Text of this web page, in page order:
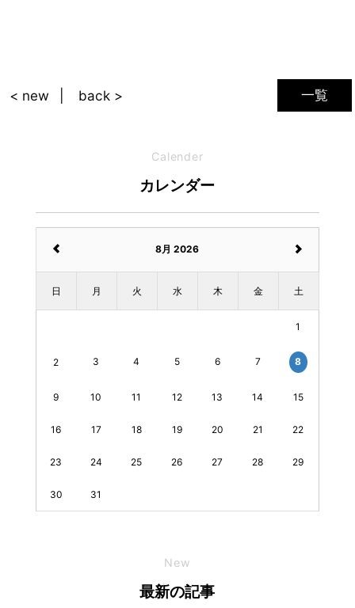
一覧
< new back >
Calender
カレンダー
8月 2026
日 月 火 水 木 金 土
1
2 3 4 5 6 7 8
9 10 11 12 13 14 15
16 17 18 19 20 21 22
23 24 25 26 27 28 29
30 31
New
最新の記事